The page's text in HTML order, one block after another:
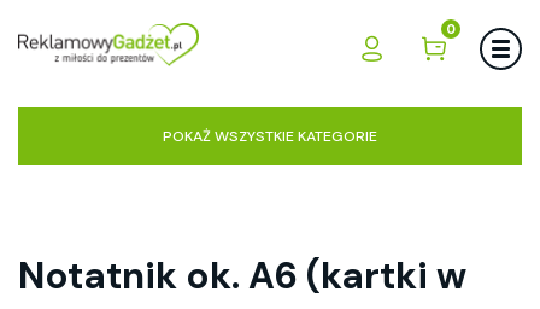
0
POKAŻ WSZYSTKIE KATEGORIE
Notatnik ok. A6 (kartki w